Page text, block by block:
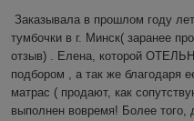
Заказывала в прошлом году
тумбочки в г. Минск( заранее
отзыв) . Елена, которой
подбором , а так же благодаря
матрас ( продают, как
выполнен вовремя! Более того,